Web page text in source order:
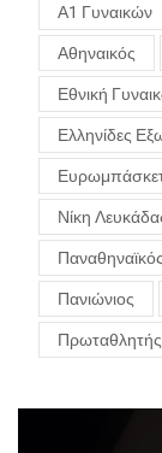
Α1 Γυναικών
Αθηναικός
Εθνική
Ελληνίδες
Νίκη
Παναθηναϊκός
Πανιώνιος
Πρωταθλητής